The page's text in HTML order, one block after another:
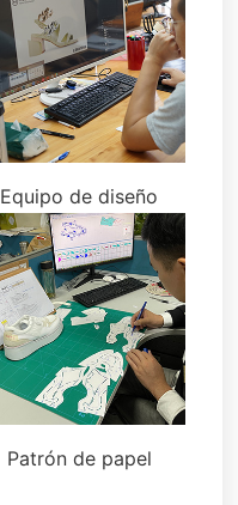
Equipo de diseño
Patrón de papel